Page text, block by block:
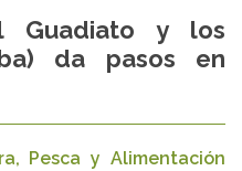
Guadiato y los
da pasos en
Pesca y Alimentación